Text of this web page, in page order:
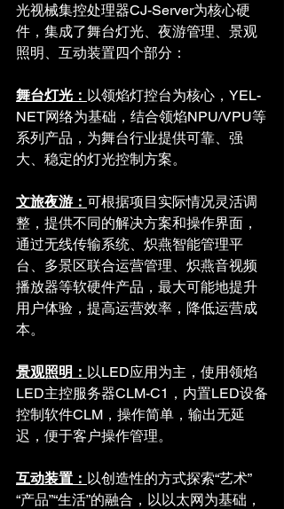
光视械集控处理器CJ-Server为核心硬
件，集成了舞台灯光、夜游管理、景观
照明、互动装置四个部分：
舞台灯光： 以领焰灯控台为核心，YEL-
NET网络为基础，结合领焰NPU/VPU等
系列产品，为舞台行业提供可靠、强
大、稳定的灯光控制方案。
文旅夜游： 可根据项目实际情况灵活调
整，提供不同的解决方案和操作界面，
通过无线传输系统、炽燕智能管理平
台、多景区联合运营管理、炽燕音视频
播放器等软硬件产品，最大可能地提升
用户体验，提高运营效率，降低运营成
本。
景观照明： 以LED应用为主，使用领焰
LED主控服务器CLM-C1，内置LED设备
控制软件CLM，操作简单，输出无延
迟，便于客户操作管理。
互动装置： 以创造性的方式探索“艺术”
“产品”“生活”的融合，以以太网为基础，